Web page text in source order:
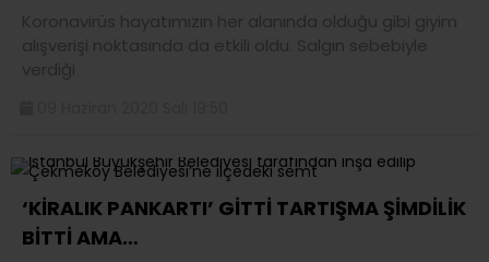
Koronavirüs hayatımızın her alanında olduğu gibi giyim
alışverişi noktasında da etkili oldu. Salgın sebebiyle
verdiği
‘KİRALIK PANKARTI’ GİTTİ TARTIŞMA ŞİMDİLİK
BİTTİ AMA…